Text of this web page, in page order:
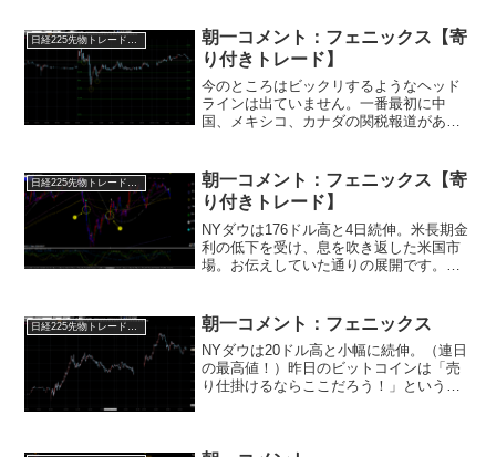
日経225先物トレード倶楽部
朝一コメント：フェニックス【寄
り付きトレード】
今のところはビックリするようなヘッド
ラインは出ていません。一番最初に中
国、メキシコ、カナダの関税報道がある
は自動車株が上昇しています。２４日ま
ではどのみち日本市場は日銀の...
日経225先物トレード倶楽部
朝一コメント：フェニックス【寄
り付きトレード】
NYダウは176ドル高と4日続伸。米長期金
利の低下を受け、息を吹き返した米国市
場。お伝えしていた通りの展開です。Ｇ
す。理由(意味)が分からない塾生は先週か
らのレポー...
朝一コメント：フェニックス
NYダウは20ドル高と小幅に続伸。（連日
の最高値！）昨日のビットコインは「売
り仕掛けるならここだろう！」というタ